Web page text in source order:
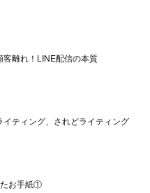
客離れ！LINE配信の本質
イティング、されどライティング
お手紙①